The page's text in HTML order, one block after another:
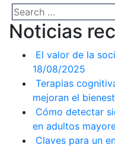
Noticias
El valor de la
18/08/2025
Terapias
mejoran el
Cómo detectar
en adultos
Claves para un